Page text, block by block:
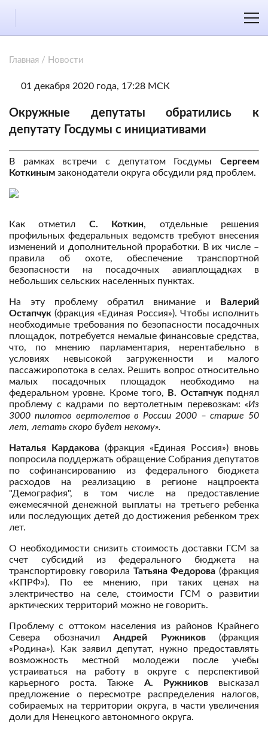
Главная / Новости
01 декабря 2020 года, 17:28 МСК
Окружные депутаты обратились к
депутату Госдумы с инициативами
В рамках встречи с депутатом Госдумы Сергеем
Коткиным законодатели округа обсудили ряд проблем.
Как отметил С. Коткин, отдельные решения
профильных федеральных ведомств требуют внесения
изменений и дополнительной проработки. В их числе –
правила об охоте, обеспечение транспортной
безопасности на посадочных авиаплощадках в
небольших сельских населенных пунктах.
На эту проблему обратил внимание и
Валерий
Остапчук(фракция «Единая Россия»). Чтобы исполнить
необходимые требования по безопасности посадочных
площадок, потребуется немалые финансовые средства,
что, по мнению парламентария, нерентабельно в
условиях невысокой загруженности и малого
пассажиропотока в селах. Решить вопрос относительно
малых посадочных площадок необходимо на
федеральном уровне. Кроме того,
В. Остапчук поднял
проблему с кадрами по вертолетным перевозкам: «Из
3000 пилотов вертолетов в России 2000 – старше 50
лет, летать скоро будет некому».
Наталья Кардакова (фракция «Единая Россия») вновь
попросила поддержать обращение Собрания депутатов
по софинансированию из федерального бюджета
расходов на реализацию в регионе нацпроекта
"Демография", в том числе на предоставление
ежемесячной денежной выплаты на третьего ребенка
или последующих детей до достижения ребенком трех
лет.
О необходимости снизить стоимость доставки ГСМ за
счет субсидий из федерального бюджета на
транспортировку говорила Татьяна Федорова (фракция
«КПРФ»). По ее мнению, при таких ценах на
электричество на селе, стоимости ГСМ о развитии
арктических территорий можно не говорить.
Проблему с оттоком населения из районов Крайнего
Севера обозначилАндрей Ружников(фракция
«Родина»). Как заявил депутат, нужно предоставлять
возможность местной молодежи после учебы
устраиваться на работу в округе с перспективой
карьерного роста. Также А. Ружниковвысказал
предложение о пересмотре распределения налогов,
собираемых на территории округа, в части увеличения
доли для Ненецкого автономного округа.